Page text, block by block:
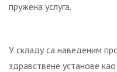
пружена услуга.
У складу са наведеним
здравствене установе